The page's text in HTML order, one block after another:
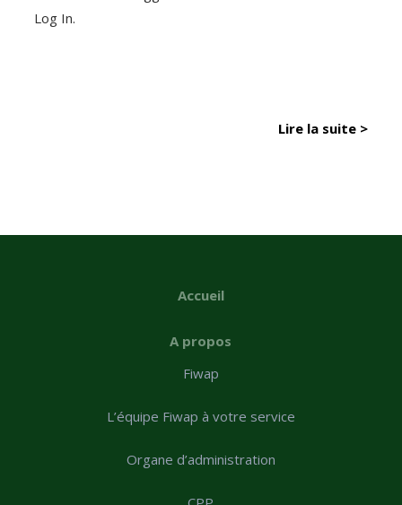
Log In.
Lire la suite >
Accueil
A propos
Fiwap
L’équipe Fiwap à votre service
Organe d’administration